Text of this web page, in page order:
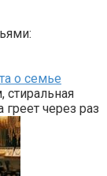
о семье
стиральная
через раз